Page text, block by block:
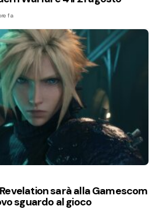
fa
sarà alla Gamescom
sguardo al gioco